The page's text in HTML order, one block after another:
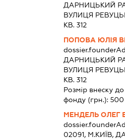
ДАРНИЦЬКИЙ
ВУЛИЦЯ
КВ. 312
ПОПОВА ЮЛІЯ
ДАРНИЦЬКИЙ
ВУЛИЦЯ
КВ. 312
Розмір внеску
фонду (грн.): 500
МЕНДЕЛЬ ОЛЕГ
02091, М.КИЇВ,